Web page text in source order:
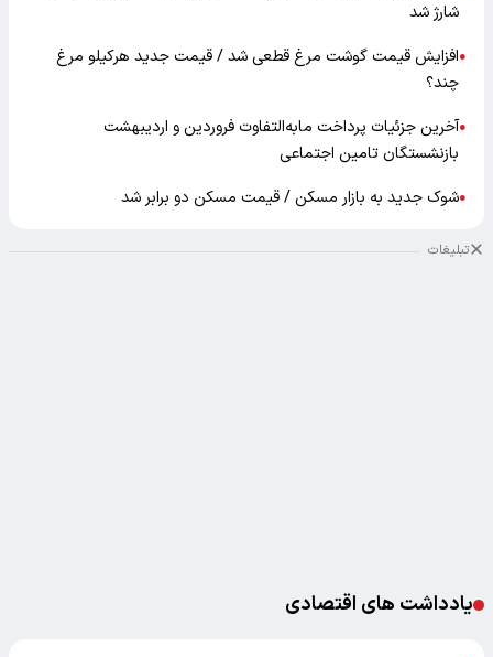
شارژ شد
●افزایش قیمت گوشت مرغ قطعی شد / قیمت جدید هرکیلو مرغ
چند؟
●آخرین جزئیات پرداخت مابه‌التفاوت فروردین و اردیبهشت
بازنشستگان تامین اجتماعی
●شوک جدید به بازار مسکن / قیمت مسکن دو برابر شد
تبلیغات
یادداشت های اقتصادی